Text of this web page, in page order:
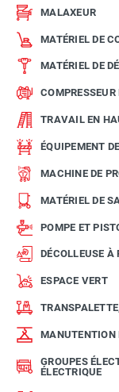
MALAXEUR
MATÉRIEL DE
MATÉRIEL DE
TRAVAIL EN
ÉQUIPEMENT
MACHINE DE
MATÉRIEL DE
POMPE ET
DÉCOLLEUSE À
ESPACE VERT
MANUTENTION
GROUPES
ÉLECTRIQUE